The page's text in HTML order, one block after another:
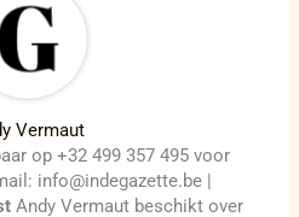
Vermaut
op +32 499 357 495 voor
info@indegazette.be |
Andy Vermaut beschikt over